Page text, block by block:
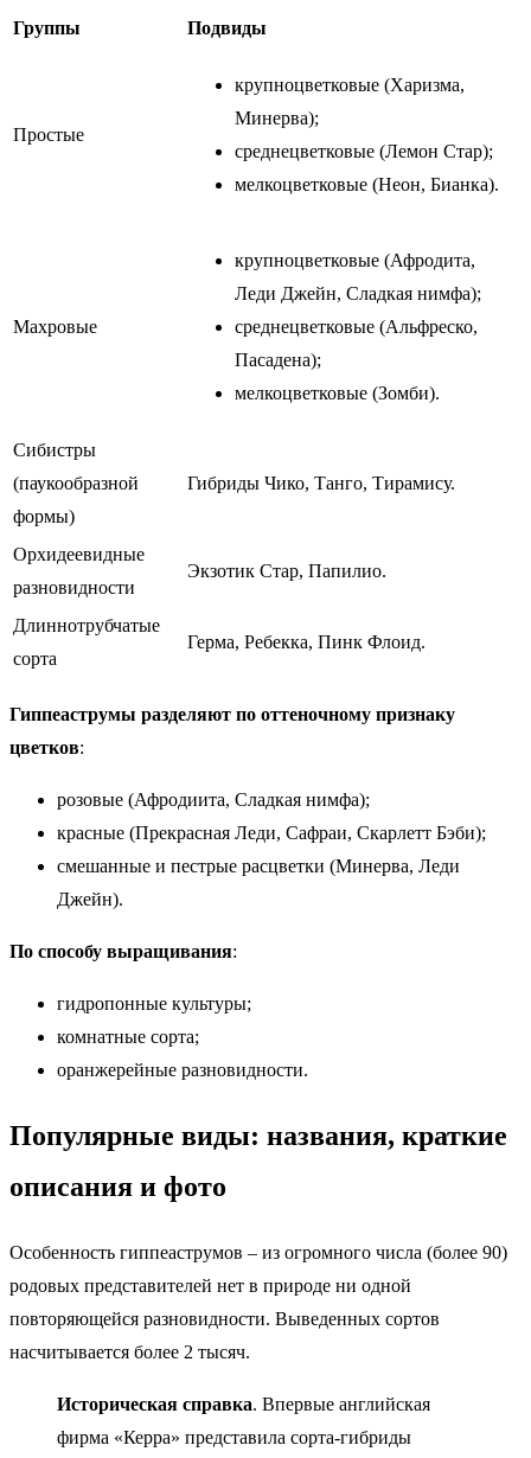
Группы Подвиды
Простые
крупноцветковые (Харизма,
Минерва);
среднецветковые (Лемон Стар);
мелкоцветковые (Неон, Бианка).
Махровые
крупноцветковые (Афродита,
Леди Джейн, Сладкая нимфа);
среднецветковые (Альфреско,
Пасадена);
мелкоцветковые (Зомби).
Сибистры
(паукообразной
формы)
Гибриды Чико, Танго, Тирамису.
Орхидеевидные
разновидности
Экзотик Стар, Папилио.
Длиннотрубчатые
сорта
Герма, Ребекка, Пинк Флоид.
Гиппеаструмы разделяют по оттеночному признаку
цветков:
розовые (Афродиита, Сладкая нимфа);
красные (Прекрасная Леди, Сафраи, Скарлетт Бэби);
смешанные и пестрые расцветки (Минерва, Леди
Джейн).
По способу выращивания:
гидропонные культуры;
комнатные сорта;
оранжерейные разновидности.
Популярные виды: названия, краткие
описания и фото
Особенность гиппеаструмов – из огромного числа (более 90)
родовых представителей нет в природе ни одной
повторяющейся разновидности. Выведенных сортов
насчитывается более 2 тысяч.
Историческая справка. Впервые английская
фирма «Керра» представила сорта-гибриды